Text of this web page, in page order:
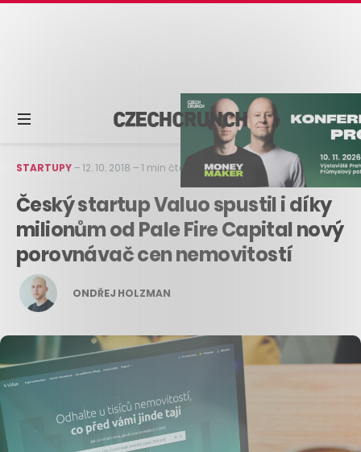
STARTUPY–12. 10. 2018 –1 min čtení
Český startup Valuo spustil i díky
milionům od Pale Fire Capital nový
porovnávač cen nemovitostí
ONDŘEJ HOLZMAN